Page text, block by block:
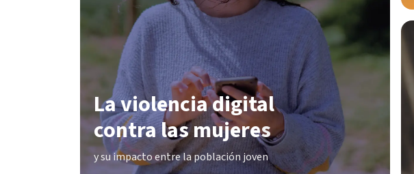
La violencia digital
contra las mujeres
y su impacto entre la población joven